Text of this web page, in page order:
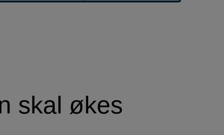
skal økes